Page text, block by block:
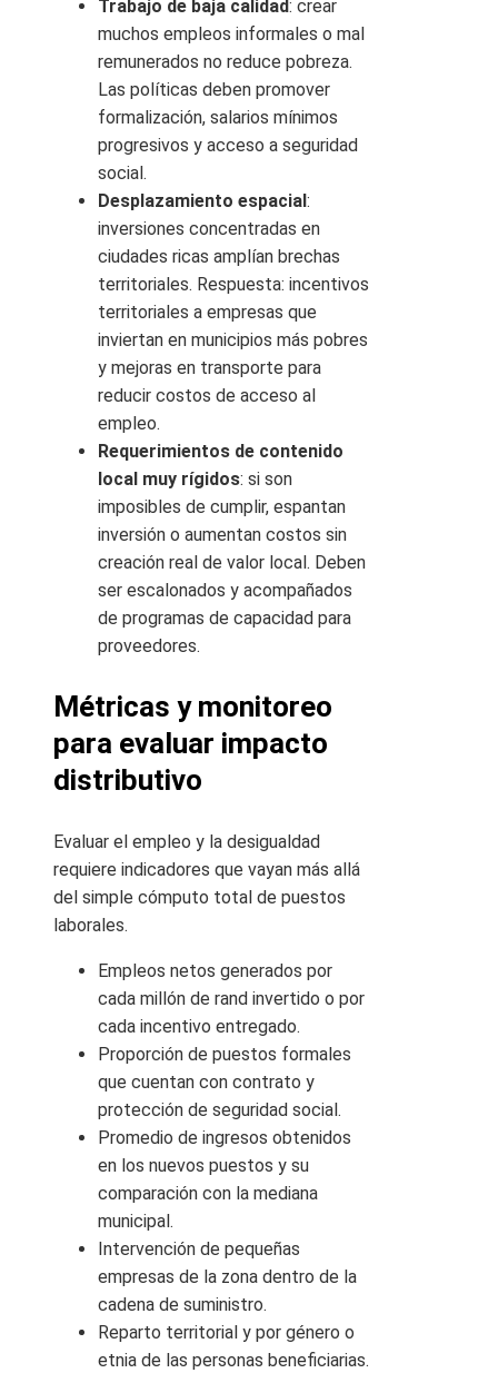
Trabajo de baja calidad: crear
muchos empleos informales o mal
remunerados no reduce pobreza.
Las políticas deben promover
formalización, salarios mínimos
progresivos y acceso a seguridad
social.
Desplazamiento espacial :
inversiones concentradas en
ciudades ricas amplían brechas
territoriales. Respuesta: incentivos
territoriales a empresas que
inviertan en municipios más pobres
y mejoras en transporte para
reducir costos de acceso al
empleo.
Requerimientos de contenido
local muy rígidos: si son
imposibles de cumplir, espantan
inversión o aumentan costos sin
creación real de valor local. Deben
ser escalonados y acompañados
de programas de capacidad para
proveedores.
Métricas y monitoreo
para evaluar impacto
distributivo
Evaluar el empleo y la desigualdad
requiere indicadores que vayan más allá
del simple cómputo total de puestos
laborales.
Empleos netos generados por
cada millón de rand invertido o por
cada incentivo entregado.
Proporción de puestos formales
que cuentan con contrato y
protección de seguridad social.
Promedio de ingresos obtenidos
en los nuevos puestos y su
comparación con la mediana
municipal.
Intervención de pequeñas
empresas de la zona dentro de la
cadena de suministro.
Reparto territorial y por género o
etnia de las personas beneficiarias.